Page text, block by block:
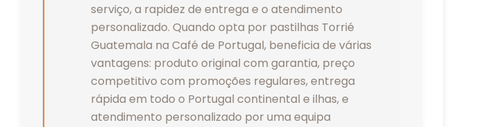
serviço, a rapidez de entrega e o atendimento
personalizado. Quando opta por pastilhas Torrié
Guatemala na Café de Portugal, beneficia de várias
vantagens: produto original com garantia, preço
competitivo com promoções regulares, entrega
rápida em todo o Portugal continental e ilhas, e
atendimento personalizado por uma equipa